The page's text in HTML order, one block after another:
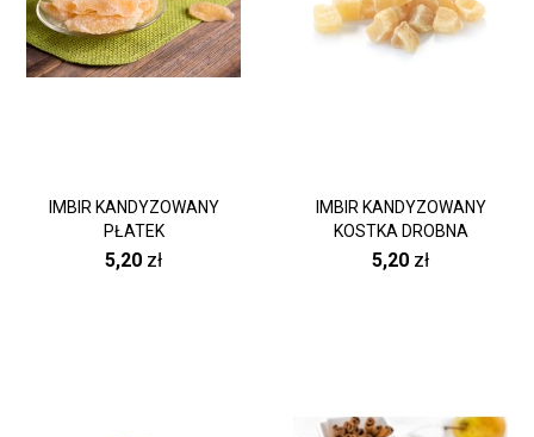
IMBIR KANDYZOWANY
PŁATEK
5,20 zł
IMBIR KANDYZOWANY
KOSTKA DROBNA
5,20 zł